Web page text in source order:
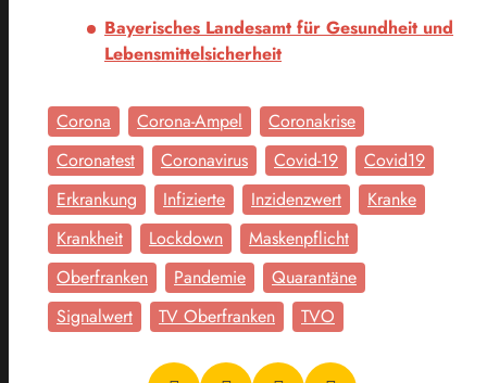
Bayerisches Landesamt für Gesundheit und
Lebensmittelsicherheit
Corona Corona-Ampel
Coronakrise
Coronatest
Coronavirus Covid-19
Covid19
Erkrankung
Infizierte Inzidenzwert
Kranke
Krankheit
Lockdown
Maskenpflicht
Oberfranken
Pandemie
Quarantäne
Signalwert
TV Oberfranken TVO